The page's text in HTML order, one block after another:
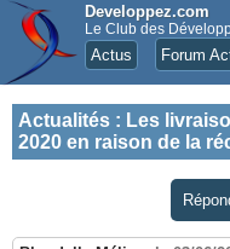
Developpez.com
Le Club des
Actus Forum
Actualités : Les
2020 en raison de la